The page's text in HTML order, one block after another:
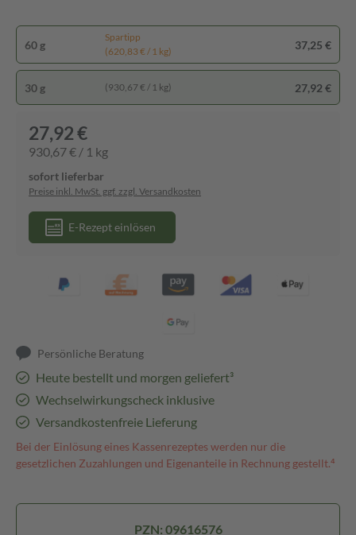
60 g
Spartipp
(620,83 € / 1 kg)
37,25 €
30 g (930,67 € / 1 kg) 27,92 €
27,92 €
930,67 € / 1 kg
sofort lieferbar
Preise inkl. MwSt. ggf. zzgl. Versandkosten
E-Rezept einlösen
Persönliche Beratung
Heute bestellt und morgen geliefert³
Wechselwirkungscheck inklusive
Versandkostenfreie Lieferung
Bei der Einlösung eines Kassenrezeptes werden nur die
gesetzlichen Zuzahlungen und Eigenanteile in Rechnung gestellt.⁴
PZN: 09616576